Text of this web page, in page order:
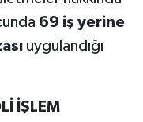
69 iş yerine
uygulandığı
İŞLEM